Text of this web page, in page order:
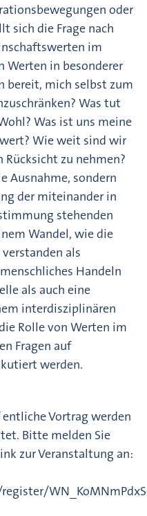
oder
sich die Frage nach
im
Werten in besonderer
bereit, mich selbst zum
Was tut
Was ist uns meine
Wie weit sind wir
Rücksicht zu nehmen?
Ausnahme, sondern
der miteinander in
stehenden
Wandel, wie die
als
Handeln
als auch eine
interdisziplinären
Rolle von Werten im
Fragen auf
werden.
Vortrag werden
Bitte melden Sie
zur Veranstaltung an: